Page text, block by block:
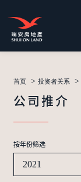
首页 > 投资者关系 >
公司推介
按年份筛选
2021